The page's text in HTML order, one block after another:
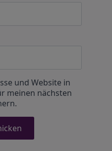
und Website in
meinen nächsten